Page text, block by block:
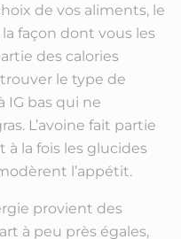
de vos aliments, le
façon dont vous les
des calories
le type de
IG bas qui ne
L’avoine fait partie
à la fois les glucides
l’appétit.
provient des
à peu près égales,